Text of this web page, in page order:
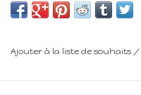
Ajouter à la liste de souhaits /